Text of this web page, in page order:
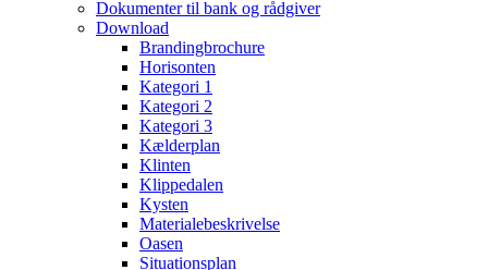
Dokumenter til bank og rådgiver
Download
Brandingbrochure
Horisonten
Kategori 1
Kategori 2
Kategori 3
Kælderplan
Klinten
Klippedalen
Kysten
Materialebeskrivelse
Oasen
Situationsplan